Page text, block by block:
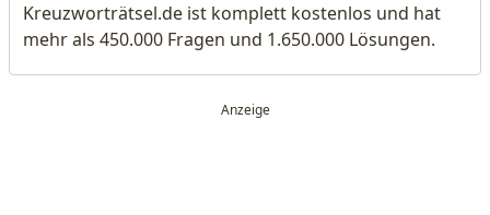
Kreuzworträtsel.de ist komplett kostenlos und hat
mehr als 450.000 Fragen und 1.650.000 Lösungen.